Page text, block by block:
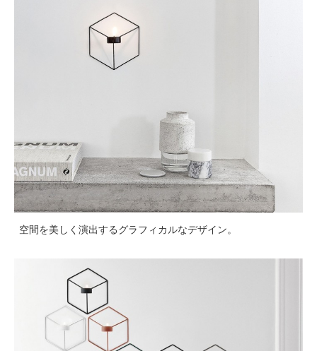
空間を美しく演出するグラフィカルなデザイン。